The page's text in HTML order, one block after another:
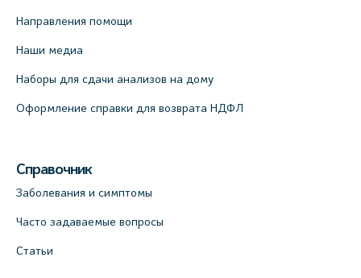
Направления помощи
Наши медиа
Наборы для сдачи анализов на дому
Оформление справки для возврата НДФЛ
Справочник
Заболевания и симптомы
Часто задаваемые вопросы
Статьи